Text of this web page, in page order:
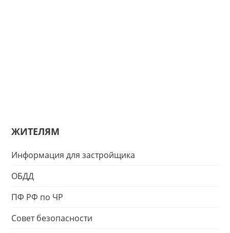
ЖИТЕЛЯМ
Информация для застройщика
ОБДД
ПФ РФ по ЧР
Совет безопасности